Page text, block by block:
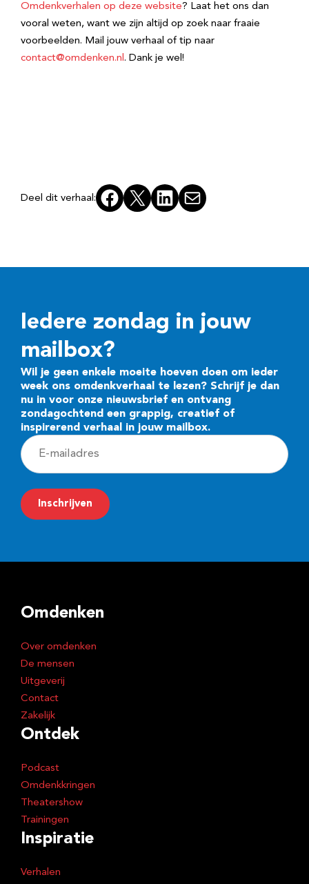
Omdenkverhalen op deze website? Laat het ons dan
vooral weten, want we zijn altijd op zoek naar fraaie
voorbeelden. Mail jouw verhaal of tip naar
contact@omdenken.nl. Dank je wel!
Deel dit verhaal: Facebook
X LinkedInE-mail
Iedere zondag in jouw
mailbox?
Wil je geen enkele moeite hoeven doen om ieder
week ons omdenkverhaal te lezen? Schrijf je dan
nu in voor onze nieuwsbrief en ontvang
zondagochtend een grappig, creatief of
inspirerend verhaal in jouw mailbox.
E
-
m
a
r
s
Inschrijven
Omdenken
Over omdenken
De mensen
Uitgeverij
Contact
Zakelijk
Ontdek
Podcast
Omdenkkringen
Theatershow
Trainingen
Inspiratie
Verhalen